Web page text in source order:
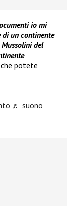
io mi
di un continente
Mussolini del
che potete
♬ suono